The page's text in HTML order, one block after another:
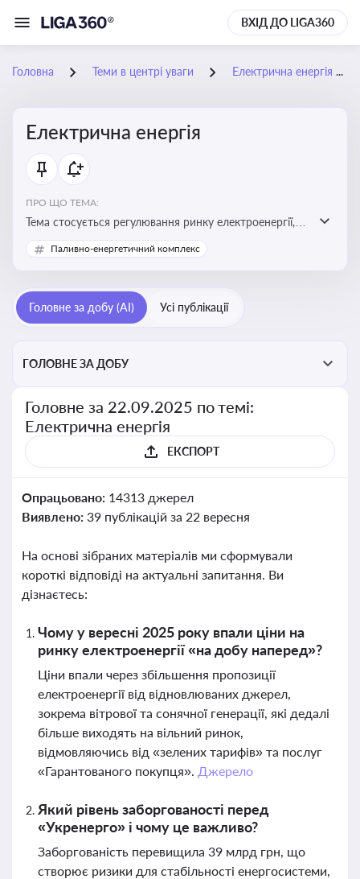
ВХІД ДО LIGA360
Головна Теми в центрі уваги Електрична енергія
Електрична енергія
ПРО ЩО ТЕМА:
Тема стосується регулювання ринку електроенергії,
включаючи її виробництво, постачання та фінансові
стимули для відновлюваної енергетики
Паливно-енергетичний комплекс
Головне за добу (AI) Усі публікації
ГОЛОВНЕ ЗА ДОБУ
Головне за 22.09.2025 по темі:
Електрична енергія
ЕКСПОРТ
Опрацьовано: 14313 джерел
Виявлено: 39 публікацій за 22 вересня
На основі зібраних матеріалів ми сформували
короткі відповіді на актуальні запитання. Ви
дізнаєтесь:
Чому у вересні 2025 року впали ціни на
ринку електроенергії «на добу наперед»?
Ціни впали через збільшення пропозиції
електроенергії від відновлюваних джерел,
зокрема вітрової та сонячної генерації, які дедалі
більше виходять на вільний ринок,
відмовляючись від «зелених тарифів» та послуг
«Гарантованого покупця». Джерело
Який рівень заборгованості перед
«Укренерго» і чому це важливо?
Заборгованість перевищила 39 млрд грн, що
створює ризики для стабільності енергосистеми,